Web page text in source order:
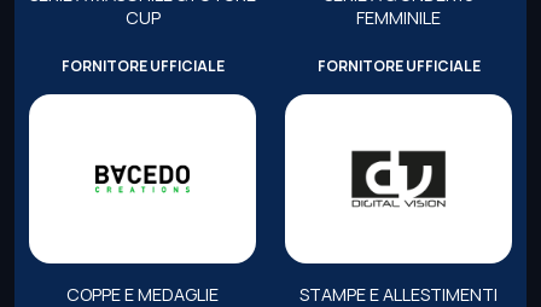
CUP
FEMMINILE
FORNITORE UFFICIALE
COPPE E MEDAGLIE
FORNITORE UFFICIALE
STAMPE E ALLESTIMENTI